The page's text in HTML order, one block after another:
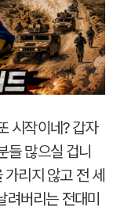
시작이네? 갑자
들 많으실 겁니
리지 않고 전 세
버리는 전대미